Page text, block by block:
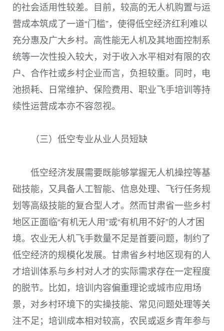
的社会适用性较差。目前，较高的无人机购置与运
营成本筑成了一道“门槛”，使得低空经济红利难以
充分惠及广大乡村。高性能无人机及其地面控制系
统等一次性投入较大，对于收入水平相对有限的农
户、合作社或乡村企业而言，负担较重。同时，电
池损耗、日常维护、保险费用、职业飞手培训等持
续性运营成本亦不容忽视。
（三）低空专业从业人员短缺
低空经济发展需要既能够掌握无人机操控等基
础技能，又具备人工智能、信息处理、飞行任务规
划等高级技能的复合型人才。然而甘肃省一些乡村
地区正面临“有机无人用”或“有机用不好”的人才困
境。农业无人机飞手数量不足是首要问题，制约了
低空经济的规模化发展。甘肃省乡村地区现有的人
才培训体系与乡村对人才的实际需求存在一定程度
的脱节。比如，培训内容偏重理论或城市应用场
景，对乡村环境下的实操技能、常见问题处理等关
注不足；培训成本相对较高，农民或返乡青年参与